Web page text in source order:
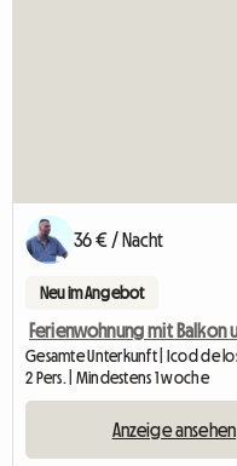
36 € / Nacht
Neu im Angebot
2 Pers. | Mindestens 1 woche
Anzeige ansehen